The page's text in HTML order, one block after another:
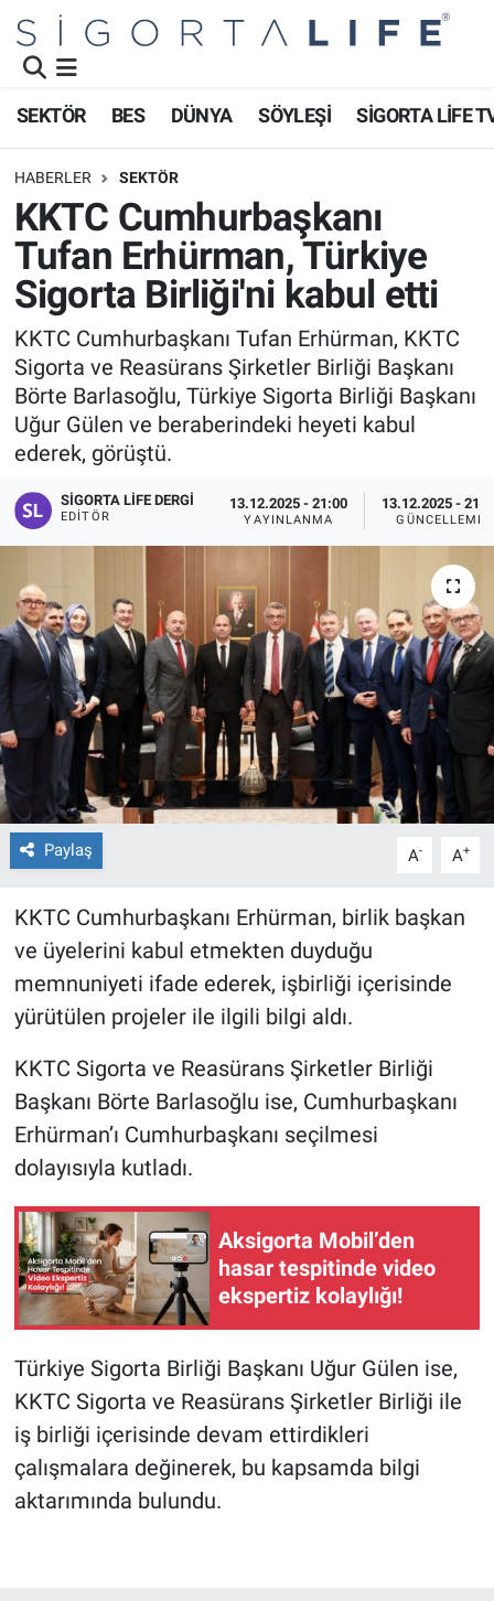
SEKTÖR BES DÜNYA SÖYLEŞİ SİGORTA LİFE
HABERLER SEKTÖR
KKTC Cumhurbaşkanı
Tufan Erhürman, Türkiye
Sigorta Birliği'ni kabul etti
KKTC Cumhurbaşkanı Tufan Erhürman, KKTC
Sigorta ve Reasürans Şirketler Birliği Başkanı
Börte Barlasoğlu, Türkiye Sigorta Birliği Başkanı
Uğur Gülen ve beraberindeki heyeti kabul
ederek, görüştü.
SIGORTA LIFE DERGI
EDITÖR
13.12.2025 - 21:00
YAYINLANMA
13.12.2025 -
GÜNCELLEME
Paylaş A- A+
KKTC Cumhurbaşkanı Erhürman, birlik başkan
ve üyelerini kabul etmekten duyduğu
memnuniyeti ifade ederek, işbirliği içerisinde
yürütülen projeler ile ilgili bilgi aldı.
KKTC Sigorta ve Reasürans Şirketler Birliği
Başkanı Börte Barlasoğlu ise, Cumhurbaşkanı
Erhürman’ı Cumhurbaşkanı seçilmesi
dolayısıyla kutladı.
Aksigorta Mobil’den
hasar tespitinde video
ekspertiz kolaylığı!
Türkiye Sigorta Birliği Başkanı Uğur Gülen ise,
KKTC Sigorta ve Reasürans Şirketler Birliği ile
iş birliği içerisinde devam ettirdikleri
çalışmalara değinerek, bu kapsamda bilgi
aktarımında bulundu.
Namaz Vakitleri
Trafik Durumu
Süper Lig Puan Durumu ve Fikstür
Tüm Manşetler
Son Dakika Haberleri